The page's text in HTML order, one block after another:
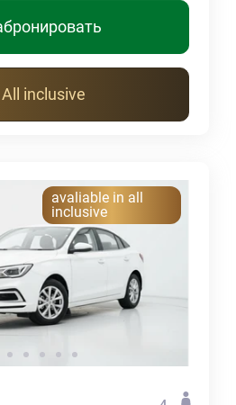
All inclusive
avaliable in all
inclusive